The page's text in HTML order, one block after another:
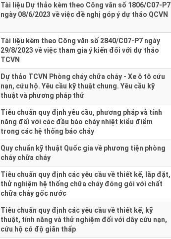
Tài liệu Dự thảo kèm theo Công văn số 1806/C07-P7
ngày 08/6/2023 về việc đề nghị góp ý dự thảo QCVN
Tài liệu kèm theo Công văn số 2840/C07-P7 ngày
29/8/2023 về việc tham gia ý kiến đối với dự thảo
TCVN
Dự thảo TCVN Phòng cháy chữa cháy - Xe ô tô cứu
nạn, cứu hộ. Yêu cầu kỹ thuật chung. Yêu cầu kỹ
thuật và phương pháp thử
Tiêu chuẩn quy định yêu cầu, phương pháp và tính
năng đối với các đầu báo cháy nhiệt kiểu điểm
trong các hệ thống báo cháy
Quy chuẩn kỹ thuật Quốc gia về phương tiện phòng
cháy chữa cháy
Tiêu chuẩn quy định các yêu cầu về thiết kế, lắp đặt,
thử nghiệm hệ thống chữa cháy đóng gói với chất
chữa cháy gốc nước
Tiêu chuẩn quy định các yêu cầu về thiết kế, kỹ
thuật, tính năng và thử nghiệm đối với dây cứu nạn,
cứu hộ có độ giãn thấp